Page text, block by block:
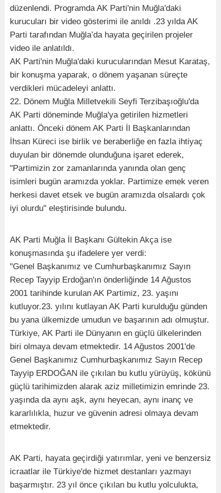
düzenlendi. Programda AK Parti'nin Muğla'daki
kurucuları bir video gösterimi ile anıldı .23 yılda AK
Parti tarafından Muğla’da hayata geçirilen projeler
video ile anlatıldı.
AK Parti'nin Muğla'daki kurucularından Mesut Karataş,
bir konuşma yaparak, o dönem yaşanan süreçte
verdikleri mücadeleyi anlattı.
22. Dönem Muğla Milletvekili Seyfi Terzibaşıoğlu'da
AK Parti döneminde Muğla'ya getirilen hizmetleri
anlattı. Önceki dönem AK Parti İl Başkanlarından
İhsan Küreci ise birlik ve beraberliğe en fazla ihtiyaç
duyulan bir dönemde olunduğuna işaret ederek,
"Partimizin zor zamanlarında yanında olan genç
isimleri bugün aramızda yoklar. Partimize emek veren
herkesi davet etsek ve bugün aramızda olsalardı çok
iyi olurdu" eleştirisinde bulundu.
AK Parti Muğla İl Başkanı Gültekin Akça ise
konuşmasında şu ifadelere yer verdi:
"Genel Başkanımız ve Cumhurbaşkanımız Sayın
Recep Tayyip Erdoğan'ın önderliğinde 14 Ağustos
2001 tarihinde kurulan AK Partimiz, 23. yaşını
kutluyor.23. yılını kutlayan AK Parti kurulduğu günden
bu yana ülkemizde umudun ve başarının adı olmuştur.
Türkiye, AK Parti ile Dünyanın en güçlü ülkelerinden
biri olmaya devam etmektedir. 14 Ağustos 2001'de
Genel Başkanımız Cumhurbaşkanımız Sayın Recep
Tayyip ERDOĞAN ile çıkılan bu kutlu yürüyüş, kökünü
güçlü tarihimizden alarak aziz milletimizin emrinde 23.
yaşında da aynı aşk, aynı heyecan, aynı inanç ve
kararlılıkla, huzur ve güvenin adresi olmaya devam
etmektedir.
AK Parti, hayata geçirdiği yatırımlar, yeni ve benzersiz
icraatlar ile Türkiye'de hizmet destanları yazmayı
başarmıştır. 23 yıl önce çıkılan bu kutlu yolculukta,